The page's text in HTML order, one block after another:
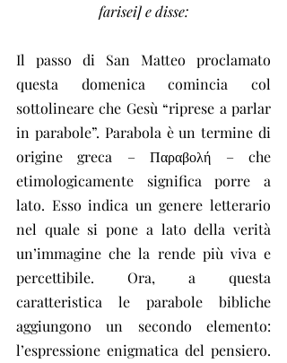
farisei] e disse:
Il passo di San Matteo proclamato
questa domenica comincia col
sottolineare che Gesù “riprese a parlar
in parabole”. Parabola è un termine di
origine greca – Παραβολή – che
etimologicamente significa porre a
lato. Esso indica un genere letterario
nel quale si pone a lato della verità
un’immagine che la rende più viva e
percettibile. Ora, a questa
caratteristica le parabole bibliche
aggiungono un secondo elemento:
l’espressione enigmatica del pensiero.